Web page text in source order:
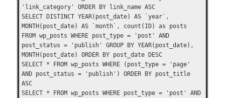
'link_category' ORDER BY link_name ASC
SELECT DISTINCT YEAR(post_date) AS `year`,
MONTH(post_date) AS `month`, count(ID) as posts
FROM wp_posts WHERE post_type = 'post' AND
post_status = 'publish' GROUP BY YEAR(post_date),
MONTH(post_date) ORDER BY post_date DESC
SELECT * FROM wp_posts WHERE (post_type = 'page'
AND post_status = 'publish') ORDER BY post_title
ASC
SELECT * FROM wp_posts WHERE post_type = 'post' AND